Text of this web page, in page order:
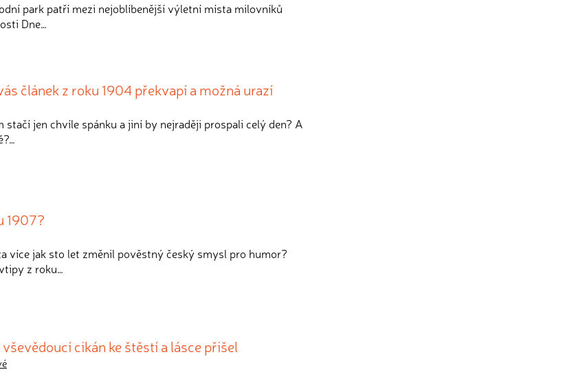
park patří mezi nejoblíbenější výletní místa milovníků
Dne…
článek z roku 1904 překvapí a možná urazí
stačí jen chvíle spánku a jiní by nejraději prospali celý den? A
1907?
více jak sto let změnil pověstný český smysl pro humor?
z roku…
cikán ke štěstí a lásce přišel